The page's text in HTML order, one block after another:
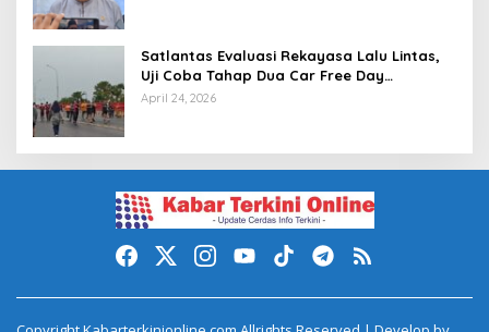
Satlantas Evaluasi Rekayasa Lalu Lintas,
Uji Coba Tahap Dua Car Free Day
Palembang Diundur
April 24, 2026